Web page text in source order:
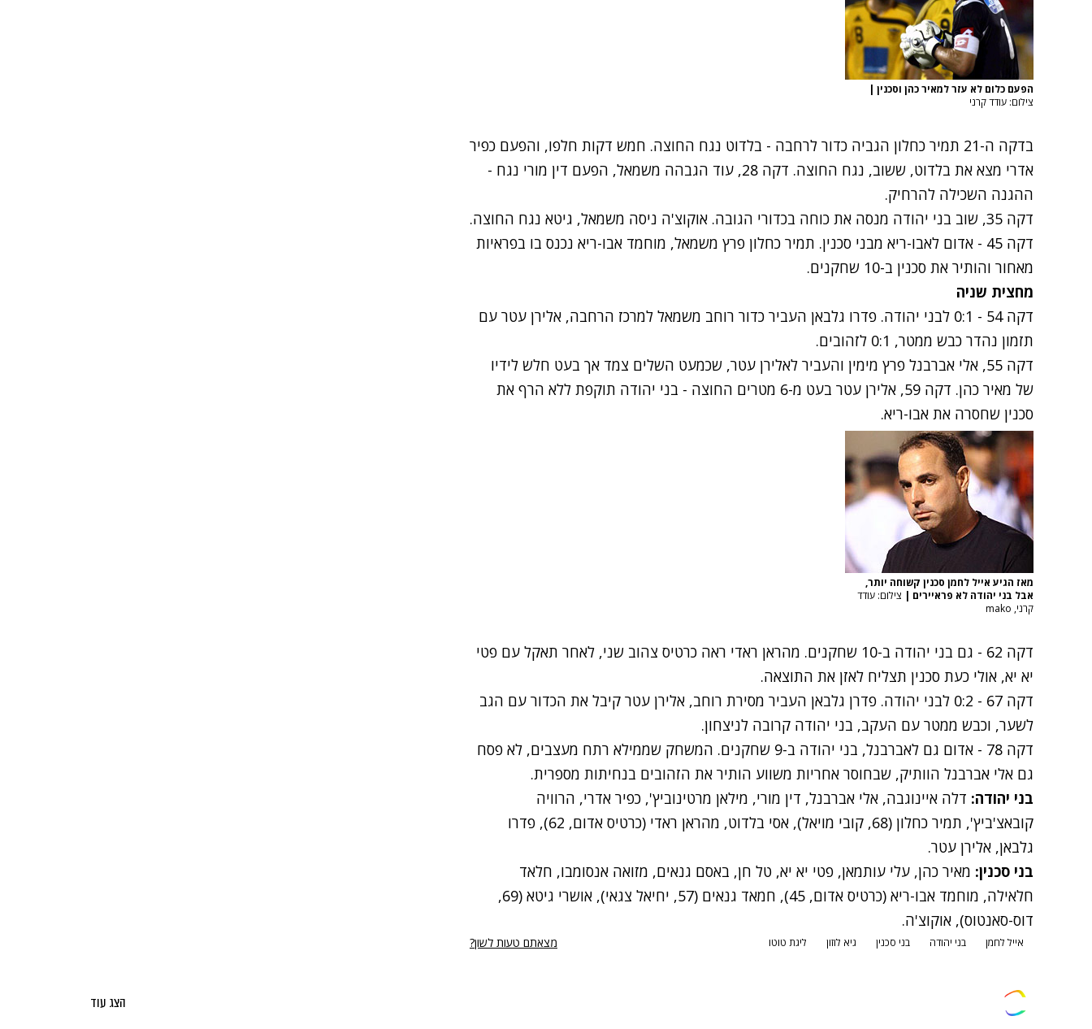
הפעם כלום לא עזר למאיר כהן וסכנין |
צילום: עודד קרני
בדקה ה-21 תמיר כחלון הגביה כדור לרחבה - בלדוט נגח החוצה. חמש דקות חלפו, והפעם כפיר
אדרי מצא את בלדוט, ששוב, נגח החוצה. דקה 28, עוד הגבהה משמאל, הפעם דין מורי נגח -
ההגנה השכילה להרחיק.
דקה 35, שוב בני יהודה מנסה את כוחה בכדורי הגובה. אוקוצ'ה ניסה משמאל, גיטא נגח החוצה.
דקה 45 - אדום לאבו-ריא מבני סכנין. תמיר כחלון פרץ משמאל, מוחמד אבו-ריא נכנס בו בפראיות
מאחור והותיר את סכנין ב-10 שחקנים.
מחצית שניה
דקה 54 - 0:1 לבני יהודה. פדרו גלבאן העביר כדור רוחב משמאל למרכז הרחבה, אלירן עטר עם
תזמון נהדר כבש ממטר, 0:1 לזהובים.
דקה 55, אלי אברבנל פרץ מימין והעביר לאלירן עטר, שכמעט השלים צמד אך בעט חלש לידיו
של מאיר כהן. דקה 59, אלירן עטר בעט מ-6 מטרים החוצה - בני יהודה תוקפת ללא הרף את
סכנין שחסרה את אבו-ריא.
מאז הגיע אייל לחמן סכנין קשוחה יותר,
אבל בני יהודה לא פראיירים | צילום: עודד
קרני, mako
דקה 62 - גם בני יהודה ב-10 שחקנים. מהראן ראדי ראה כרטיס צהוב שני, לאחר תאקל עם פטי
יא יא, אולי כעת סכנין תצליח לאזן את התוצאה.
דקה 67 - 0:2 לבני יהודה. פדרן גלבאן העביר מסירת רוחב, אלירן עטר קיבל את הכדור עם הגב
לשער, וכבש ממטר עם העקב, בני יהודה קרובה לניצחון.
דקה 78 - אדום גם לאברבנל, בני יהודה ב-9 שחקנים. המשחק שממילא רתח מעצבים, לא פסח
גם אלי אברבנל הוותיק, שבחוסר אחריות משווע הותיר את הזהובים בנחיתות מספרית.
בני יהודה: דלה איינוגבה, אלי אברבנל, דין מורי, מילאן מרטינוביץ', כפיר אדרי, הרוויה
קובאצ'ביץ', תמיר כחלון (68, קובי מויאל), אסי בלדוט, מהראן ראדי (כרטיס אדום, 62), פדרו
גלבאן, אלירן עטר.
בני סכנין: מאיר כהן, עלי עותמאן, פטי יא יא, טל חן, באסם גנאים, מזואה אנסומבו, חלאד
חלאילה, מוחמד אבו-ריא (כרטיס אדום, 45), חמאד גנאים (57, יחיאל צגאי), אושרי גיטא (69,
דוס-סאנטוס), אוקוצ'ה.
אייל לחמן בני יהודה בני סכנין גיא לוזון ליגת טוטו מצאתם טעות לשון?
הצג עוד